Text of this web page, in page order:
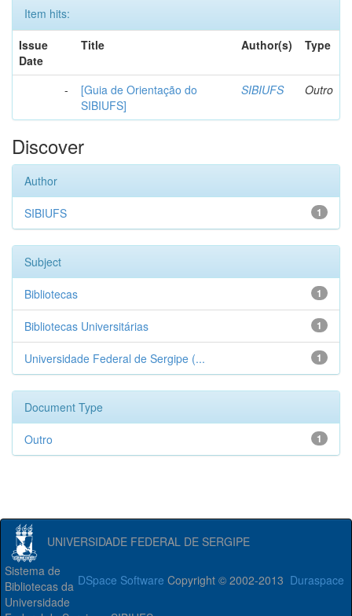
Item hits:
Issue
Date
Title Author(s) Type
-
[Guia de Orientação do
SIBIUFS]
SIBIUFS Outro
Discover
Author
1
SIBIUFS
Subject
1
Bibliotecas
1
Bibliotecas Universitárias
1
Universidade Federal de Sergipe (...
Document Type
1
Outro
UNIVERSIDADE FEDERAL DE SERGIPE
DSpace Software Copyright © 2002-2013 Duraspace
Sistema de
Bibliotecas da
Universidade